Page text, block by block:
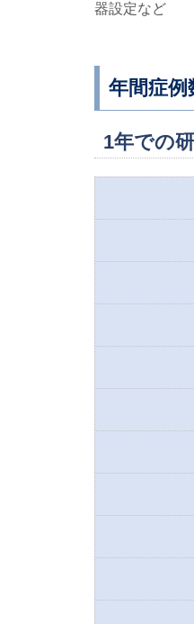
器設定など
年間症
1年での